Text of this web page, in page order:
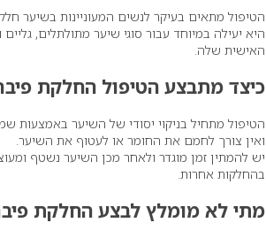
הטיפול מתאים בעיקר לנשים המעוניינות בשיער
היא יעילה במיוחד עבור סוגי שיער מתולתלים,
האישית שלה.
כיצד מתבצע הטיפול החלקת
הטיפול מתחיל בניקוי יסודי של השיער באמצעות
ואין צורך לחמם את החומר או לעטוף את השיער.
יש להמתין זמן מוגדר ולאחר מכן השיער נשטף
בהחלקות אחרות.
מתי לא מומלץ לבצע החלקת